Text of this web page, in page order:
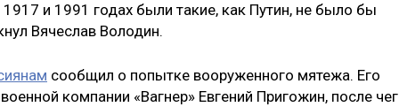
и 1991 годах были такие, как Путин, не было бы
Вячеслав Володин.
сообщил о попытке вооруженного мятежа. Его
компании «Вагнер» Евгений Пригожин, после